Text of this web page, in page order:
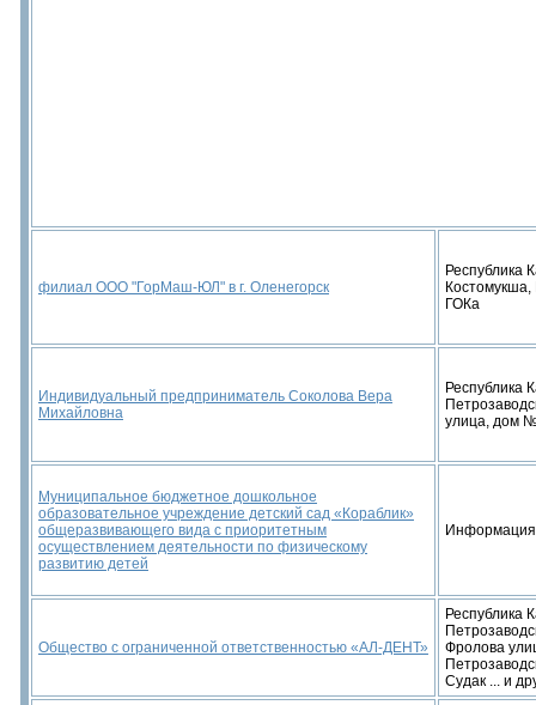
филиал ООО "ГорМаш-ЮЛ" в г. Оленегорск
Республика
ГОКа
Индивидуальный предприниматель Соколова Вера
Михайловна
Республика
улица, дом
Муниципальное бюджетное дошкольное
образовательное учреждение детский сад «Кораблик»
общеразвивающего вида с приоритетным
осуществлением деятельности по физическому
развитию детей
Информация
Общество с ограниченной ответственностью «АЛ-ДЕНТ»
Республика
Фролова
Судак ... и